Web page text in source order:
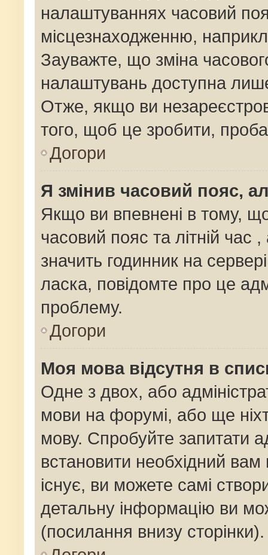
налаштуваннях часовий
місцезнаходженню,
Зауважте, що зміна
налаштувань доступна
Отже, якщо ви
того, щоб це зробити,
Догори
Я змінив часовий пояс,
Якщо ви впевнені в тому,
часовий пояс та літній час
значить годинник на
ласка, повідомте про це
проблему.
Догори
Моя мова відсутня в
Одне з двох, або
мови на форумі, або ще
мову. Спробуйте запитати
встановити необхідний
існує, ви можете самі
детальну інформацію ви
(посилання внизу сторінки).